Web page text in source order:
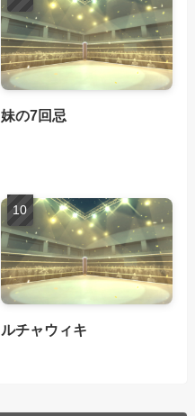
妹の7回忌
ルチャウィキ